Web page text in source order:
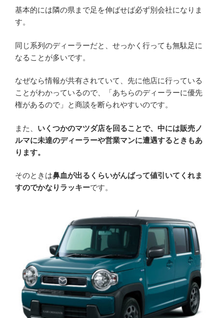
基本的には隣の県まで足を伸ばせば必ず別会社になりま
す。
同じ系列のディーラーだと、せっかく行っても無駄足に
なることが多いです。
なぜなら情報が共有されていて、先に他店に行っている
ことがわかっているので、「あちらのディーラーに優先
権があるので」と商談を断られやすいのです。
また、 いくつかのマツダ店を回ることで、中には販売ノ
ルマに未達のディーラーや営業マンに遭遇するときもあ
ります。
そのときは鼻血が出るくらいがんばって値引いてくれま
すのでかなりラッキーです。